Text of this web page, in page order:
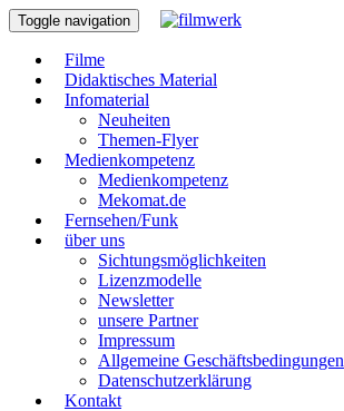
Toggle navigation
Filme
Didaktisches Material
Infomaterial
Neuheiten
Themen-Flyer
Medienkompetenz
Medienkompetenz
Mekomat.de
Fernsehen/Funk
über uns
Sichtungsmöglichkeiten
Lizenzmodelle
Newsletter
unsere Partner
Impressum
Allgemeine Geschäftsbedingungen
Datenschutzerklärung
Kontakt